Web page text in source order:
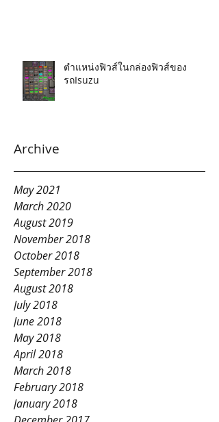
ตำแหน่งฟิวส์ในกล่องฟิวส์ของ
รถIsuzu
Archive
May 2021
March 2020
August 2019
November 2018
October 2018
September 2018
August 2018
July 2018
June 2018
May 2018
April 2018
March 2018
February 2018
January 2018